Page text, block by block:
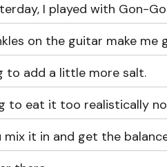
I played with Gon-
on the guitar make me
to add a little more salt.
to eat it too realistically
mix it in and get the